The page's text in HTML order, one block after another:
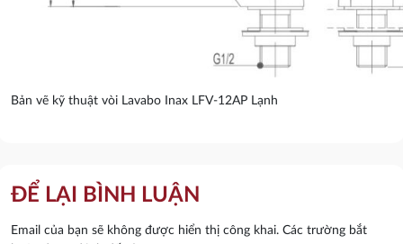
Bản vẽ kỹ thuật vòi Lavabo Inax LFV-12AP Lạnh
ĐỂ LẠI BÌNH LUẬN
Email của bạn sẽ không được hiển thị công khai. Các trường bắt